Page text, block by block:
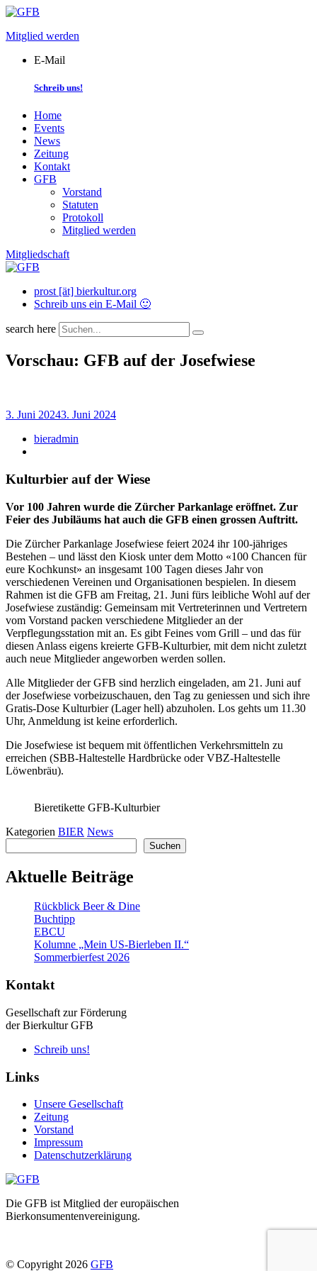
Skip
content
Mitglied werden
E-Mail
Schreib uns!
Home
Events
News
Zeitung
Kontakt
GFB
Vorstand
Statuten
Protokoll
Mitglied werden
Mitgliedschaft
prost [ät] bierkultur.org
Schreib uns ein E-Mail 🙂
search here
Vorschau: GFB auf der Josefwiese
3. Juni 20243. Juni 2024
bieradmin
Kulturbier auf der Wiese
Vor 100 Jahren wurde die Zürcher Parkanlage eröffnet. Zur
Feier des Jubiläums hat auch die GFB einen grossen Auftritt.
Die Zürcher Parkanlage Josefwiese feiert 2024 ihr 100-jähriges
Bestehen – und lässt den Kiosk unter dem Motto «100 Chancen für
eure Kochkunst» an insgesamt 100 Tagen dieses Jahr von
verschiedenen Vereinen und Organisationen bespielen. In diesem
Rahmen ist die GFB am Freitag, 21. Juni fürs leibliche Wohl auf der
Josefwiese zuständig: Gemeinsam mit Vertreterinnen und Vertretern
vom Vorstand packen verschiedene Mitglieder an der
Verpflegungsstation mit an. Es gibt Feines vom Grill – und das für
diesen Anlass eigens kreierte GFB-Kulturbier, mit dem nicht zuletzt
auch neue Mitglieder angeworben werden sollen.
Alle Mitglieder der GFB sind herzlich eingeladen, am 21. Juni auf
der Josefwiese vorbeizuschauen, den Tag zu geniessen und sich ihre
Gratis-Dose Kulturbier (Lager hell) abzuholen. Los gehts um 11.30
Uhr, Anmeldung ist keine erforderlich.
Die Josefwiese ist bequem mit öffentlichen Verkehrsmitteln zu
erreichen (SBB-Haltestelle Hardbrücke oder VBZ-Haltestelle
Löwenbräu).
Bieretikette GFB-Kulturbier
Kategorien BIER News
Suchen
Aktuelle Beiträge
Rückblick Beer & Dine
Buchtipp
EBCU
Kolumne „Mein US-Bierleben II.“
Sommerbierfest 2026
Kontakt
Gesellschaft zur Förderung
der Bierkultur GFB
Schreib uns!
Links
Unsere Gesellschaft
Zeitung
Vorstand
Impressum
Datenschutzerklärung
Die GFB ist Mitglied der europäischen
Bierkonsumentenvereinigung.
© Copyright 2026 GFB